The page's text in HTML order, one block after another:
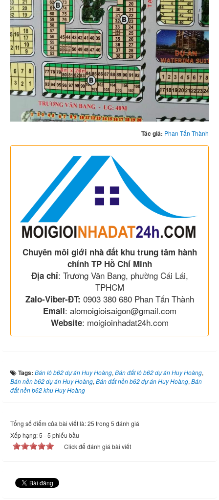
Tác giả: Phan Tấn Thành
Chuyên môi giới nhà đất khu trung tâm hành
chính TP Hồ Chí Minh
Địa chỉ: Trương Văn Bang, phường Cái Lái,
TPHCM
Zalo-Viber-ĐT: 0903 380 680 Phan Tấn Thành
Email: alomoigioisaigon@gmail.com
Website: moigioinhadat24h.com
Tags: Bán lô b62 dự án Huy Hoàng, Bán đất lô b62 dự án Huy Hoàng,
Bán nền b62 dự án Huy Hoàng, Bán đất nền b62 dự án Huy Hoàng, Bán
đất nền b62 khu Huy Hoàng
Tổng số điểm của bài viết là: 25 trong 5 đánh giá
Xếp hạng:5 -5 phiếu bầu
Click để đánh giá bài viết